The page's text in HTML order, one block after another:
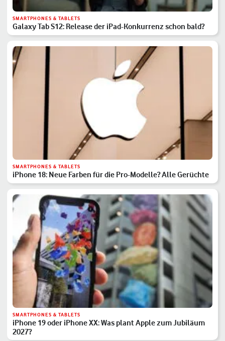
SMARTPHONES & TABLETS
Galaxy Tab S12: Release der iPad-Konkurrenz schon bald?
SMARTPHONES & TABLETS
iPhone 18: Neue Farben für die Pro-Modelle? Alle Gerüchte
SMARTPHONES & TABLETS
iPhone 19 oder iPhone XX: Was plant Apple zum Jubiläum
2027?